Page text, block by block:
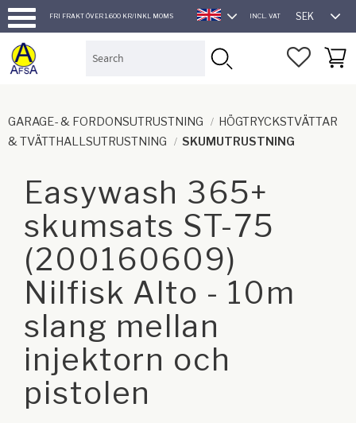
Menu
FRI FRAKT ÖVER 1.600 KR/INKL MOMS
ENGLISH
INCL. VAT SEK
GARAGE- & FORDONSUTRUSTNING
HÖGTRYCKSTVÄTTAR
& TVÄTTHALLSUTRUSTNING
SKUMUTRUSTNING
Easywash 365+
skumsats ST-75
(200160609)
Nilfisk Alto - 10m
slang mellan
injektorn och
pistolen